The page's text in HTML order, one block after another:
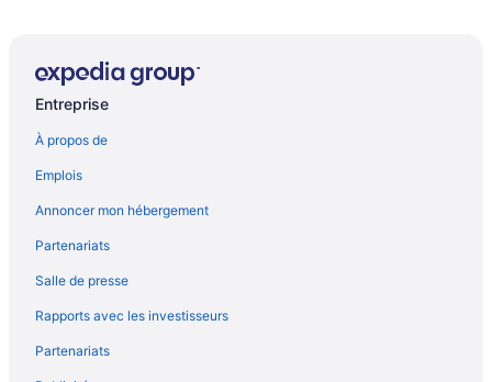
Hôtels pour les familles – Punta Cana
Hôtels avec parc aquatique – Punta Cana
Punta Cana – Hôtels
Punta Cana – Villas
Entreprise
À propos de
Emplois
Annoncer mon hébergement
Partenariats
Salle de presse
Rapports avec les investisseurs
Partenariats